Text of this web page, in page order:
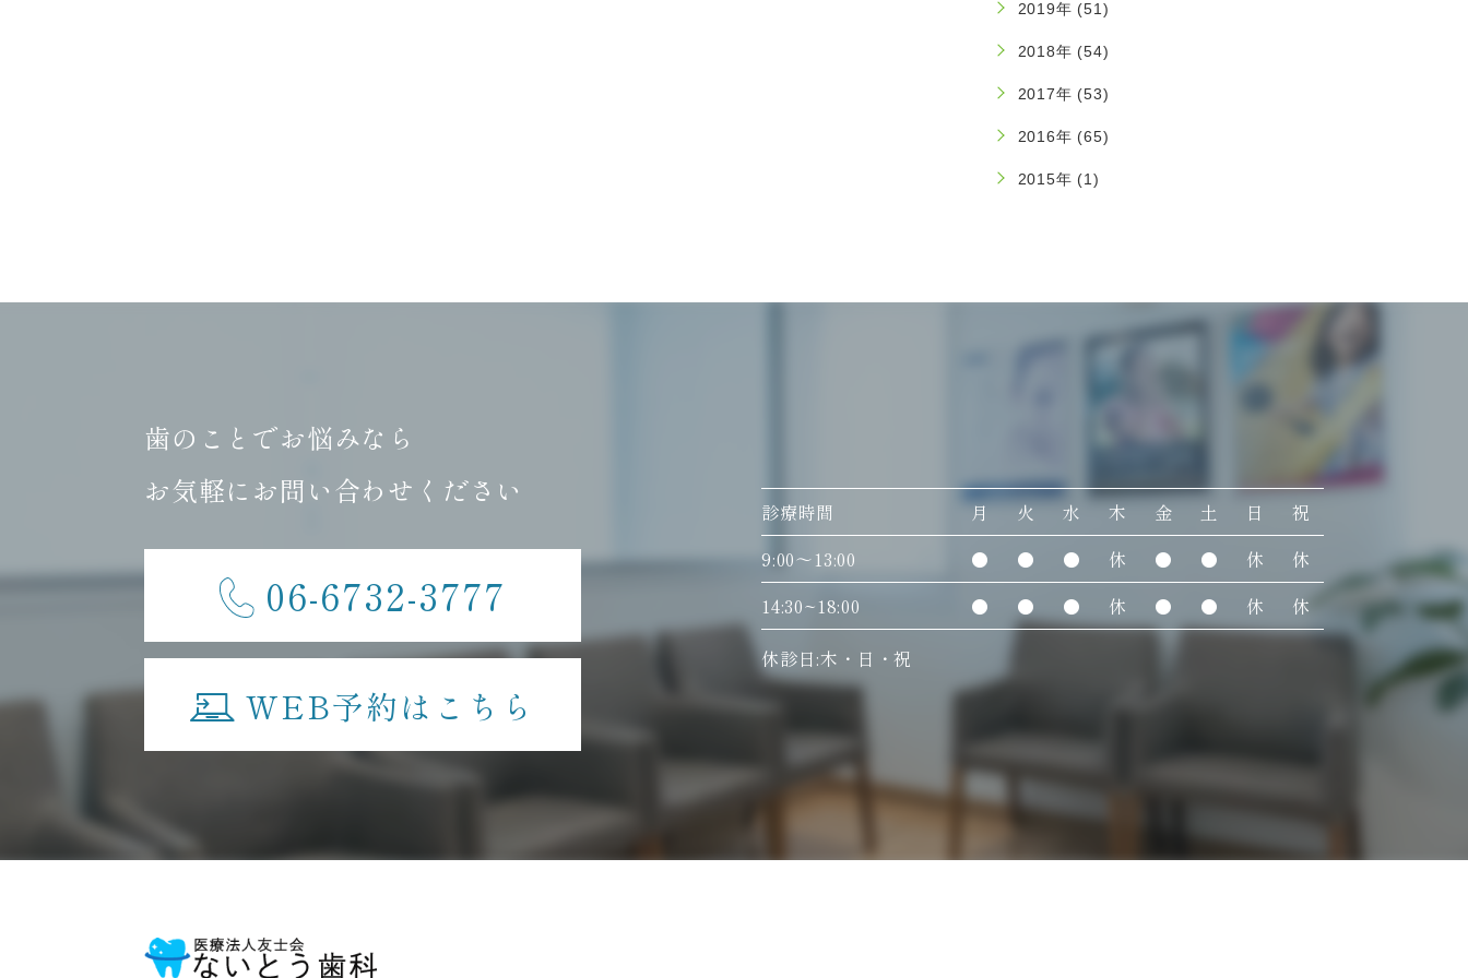
2019年 (51)
2018年 (54)
2017年 (53)
2016年 (65)
2015年 (1)
歯のことでお悩みなら
お気軽にお問い合わせください
06-6732-3777
WEB予約はこちら
診療時間 月 火 水 木 金 土 日
祝
9:00〜13:00
● ● ● 休 ● ● 休
休
14:30~18:00
● ● ● 休 ● ● 休
休
休診日:木・日・祝